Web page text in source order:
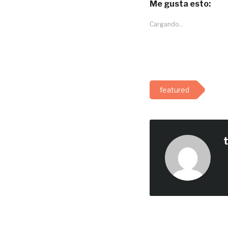
Me gusta esto:
Cargando...
featured